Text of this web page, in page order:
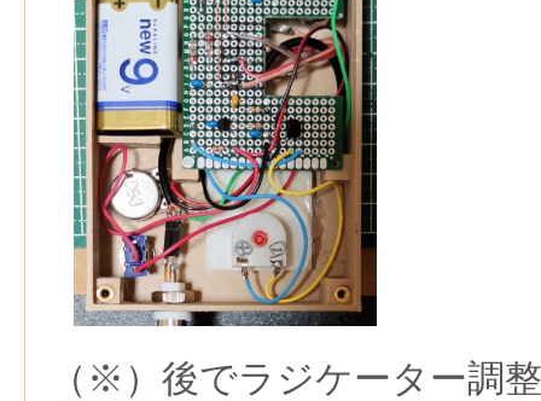
（※）後でラジケーター調